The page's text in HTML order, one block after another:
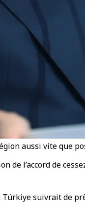
aussi vite que
l’accord de
suivrait de